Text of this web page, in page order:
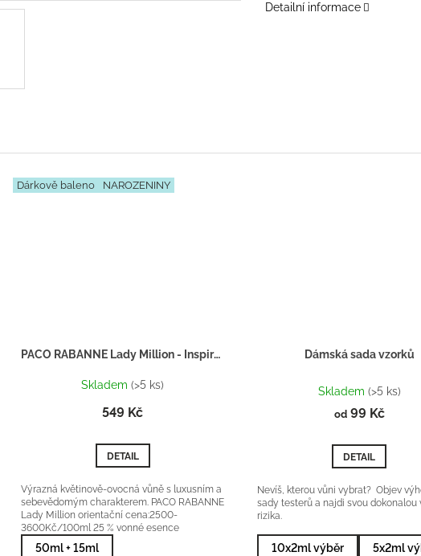
Detailní informace
Dárkově baleno NAROZENINY
PACO RABANNE Lady Million - Inspirace F065 - Dárkový balíček
Skladem(>5 ks)
549 Kč
DETAIL
Výrazná květinově-ovocná vůně s luxusním a
sebevědomým charakterem. PACO RABANNE
Lady Million orientační cena:2500-
3600Kč/100ml 25 % vonné esence
50ml + 15ml
Dámská sada vzorků
hodnocení
je
z
5
Skladem (>5 ks)
od99 Kč
DETAIL
Nevíš, kterou vůni vybrat? Objev
sady testerů a najdi svou dokonalou
rizika.
10x2ml výběr 5x2ml